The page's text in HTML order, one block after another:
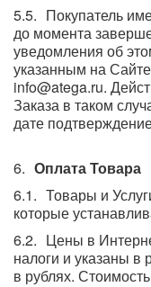
Покупатель
до момента
уведомления об
указанным на
info@atega.ru.
Заказа в таком
дате
Оплата Товара
Товары и
которые
Цены в
налоги и указаны в
в рублях.